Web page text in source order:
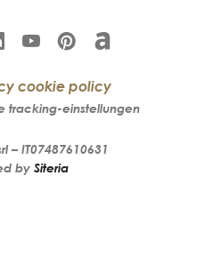
cookie policy
tracking-einstellungen
– IT07487610631
by Siteria